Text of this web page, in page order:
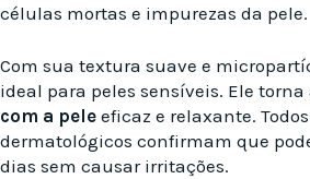
células mortas e impurezas da pele.
Com sua textura suave e
ideal para peles sensíveis. Ele
com a pele eficaz e relaxante.
dermatológicos confirmam que
dias sem causar irritações.